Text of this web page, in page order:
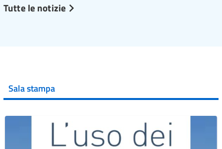
Tutte le notizie
Sala stampa